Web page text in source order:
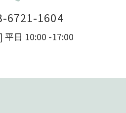
6721-1604
平日 10:00 -17:00